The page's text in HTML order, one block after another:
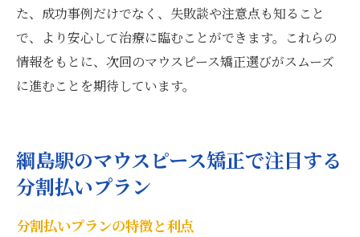
た、成功事例だけでなく、失敗談や注意点も知ること
で、より安心して治療に臨むことができます。これらの
情報をもとに、次回のマウスピース矯正選びがスムーズ
に進むことを期待しています。
綱島駅のマウスピース矯正で注目する
分割払いプラン
分割払いプランの特徴と利点